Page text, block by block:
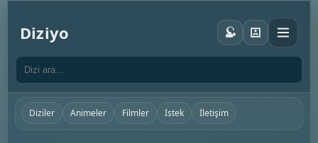
Diziyo
Diziler Animeler Filmler İstek İletişim